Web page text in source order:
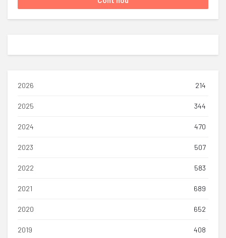
2026 214
2025 344
2024 470
2023 507
2022 583
2021 689
2020 652
2019 408